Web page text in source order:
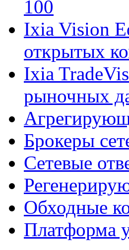
100
Ixia Vision
открытых
Ixia
рыночных
Брокеры
Сетевые
Обходные
Платформа